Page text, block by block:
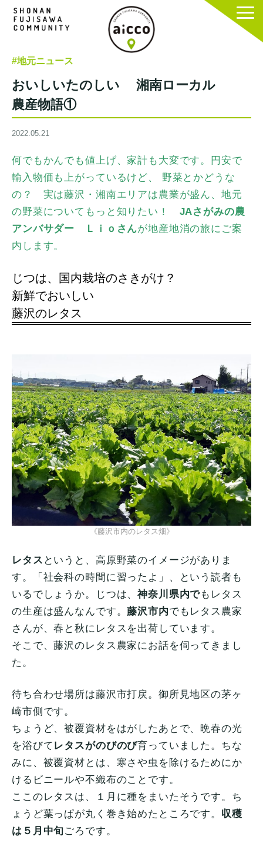
#地元ニュース
おいしいたのしい 湘南ローカル
農産物語①
2022.05.21
何でもかんでも値上げ、家計も大変です。円安で
輸入物価も上がっているけど、 野菜とかどうな
の？ 実は藤沢・湘南エリアは農業が盛ん、地元
の野菜についてもっと知りたい！ JAさがみの農
アンバサダー Ｌｉｏさんが地産地消の旅にご案
内します。
じつは、国内栽培のさきがけ？
新鮮でおいしい
藤沢のレタス
《藤沢市内のレタス畑》
レタス というと、高原野菜のイメージがありま
す。「社会科の時間に習ったよ」、という読者も
いるでしょうか。じつは、神奈川県内でもレタス
の生産は盛んなんです。藤沢市内でもレタス農家
さんが、春と秋にレタスを出荷しています。
そこで、藤沢のレタス農家にお話を伺ってきまし
た。
待ち合わせ場所は藤沢市打戻。御所見地区の茅ヶ
崎市側です。
ちょうど、被覆資材をはがしたあとで、晩春の光
を浴びて レタスがのびのび育っていました。ちな
みに、被覆資材とは、寒さや虫を除けるためにか
けるビニールや不織布のことです。
ここのレタスは、１月に種をまいたそうです。ち
ょうど葉っぱが丸く巻き始めたところです。 収穫
は５月中旬ごろです。